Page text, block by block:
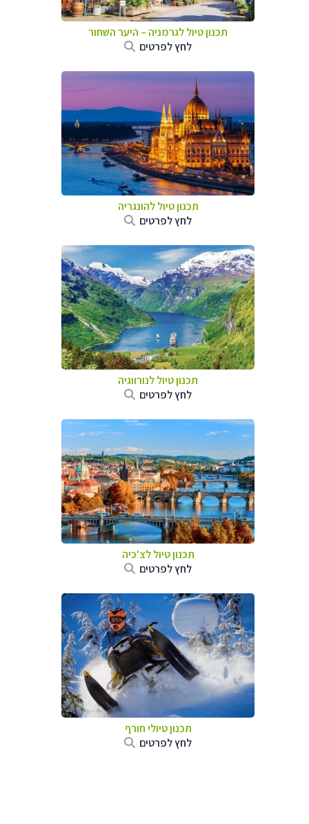
תכנון טיול לגרמניה – היער השחור
לחץ לפרטים
תכנון טיול להונגריה
לחץ לפרטים
תכנון טיול לנורווגיה
לחץ לפרטים
תכנון טיול לצ'כיה
לחץ לפרטים
תכנון טיולי חורף
לחץ לפרטים